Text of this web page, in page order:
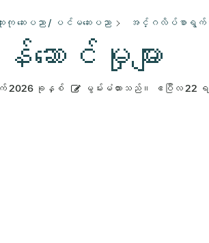
ကု ဆေးပညာ / ပင်မဆေးပညာ အင်္ဂလိပ်စာရွက်စာ
ောင်မှုများ
2026 ခုနှစ် မွမ်းမံထားသည်။ ဧပြီလ 22